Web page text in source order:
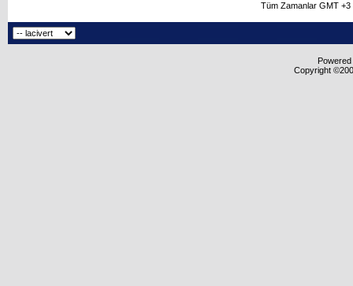
Tüm Zamanlar GMT
Copyright